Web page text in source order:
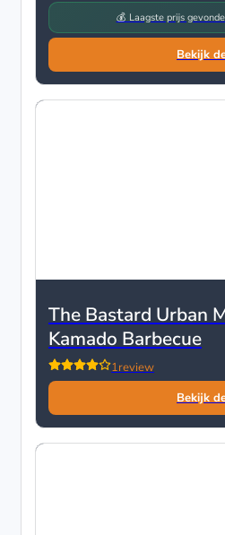
💰 Laagste prijs
Bekijk
The Bastard Urban
Kamado Barbecue
1review
Bekijk